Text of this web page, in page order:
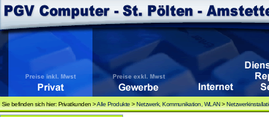
Sie befinden sich hier: Privatkunden >Alle Produkte >Netzwerk, Kommunikation, WLAN>